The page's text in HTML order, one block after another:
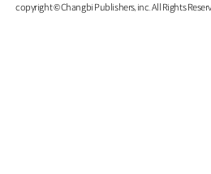
copyright © Changbi Publishers, inc. All Rights